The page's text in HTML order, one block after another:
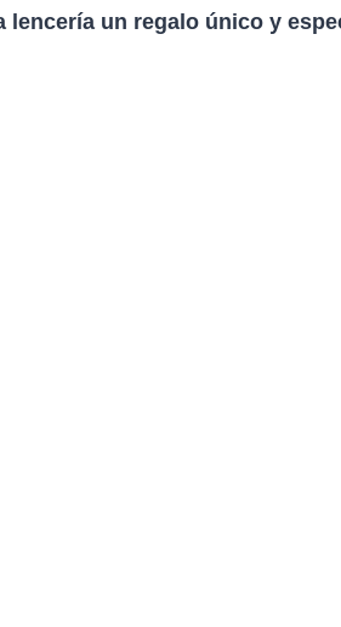
lencería un regalo único y